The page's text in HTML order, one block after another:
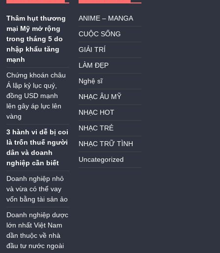
Thâm hụt thương
mại Mỹ mở rộng
trong tháng 5 do
nhập khẩu tăng
mạnh
Chứng khoán châu
Á lập kỷ lục quý,
đồng USD mạnh
lên gây áp lực lên
vàng
3 hành vi dễ bị coi
là trốn thuế người
dân và doanh
nghiệp cần biết
Doanh nghiệp nhỏ
và vừa có thể vay
vốn bằng tài sản ảo
Doanh nghiệp dược
lớn nhất Việt Nam
dần thuộc về nhà
đầu tư nước ngoài
ANIME – MANGA
CUỘC SỐNG
GIẢI TRÍ
LÀM ĐẸP
Nghệ sĩ
NHẠC ÂU MỸ
NHẠC HOT
NHẠC TRẺ
NHẠC TRỮ TÌNH
Uncategorized